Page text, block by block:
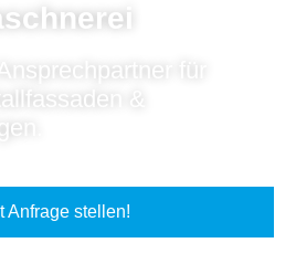
für
&
Anfrage stellen!